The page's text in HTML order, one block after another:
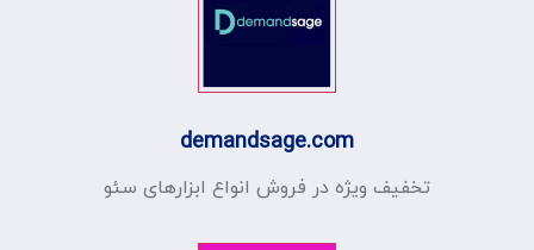
demandsage.com
تخفیف ویژه در فروش انواع ابزارهای سئو